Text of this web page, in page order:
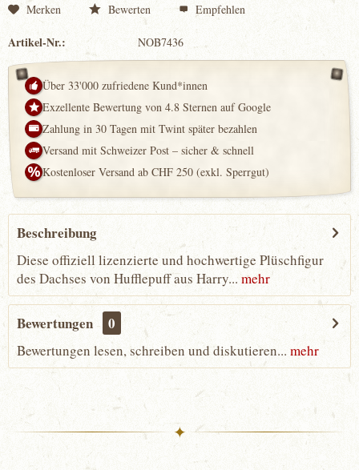
Merken Bewerten Empfehlen
Artikel-Nr.: NOB7436
Über 33'000 zufriedene Kund*innen
Exzellente Bewertung von 4.8 Sternen auf Google
Zahlung in 30 Tagen mit Twint später bezahlen
Versand mit Schweizer Post – sicher & schnell
Kostenloser Versand ab CHF 250 (exkl. Sperrgut)
Beschreibung
Diese offiziell lizenzierte und hochwertige Plüschfigur
des Dachses von Hufflepuff aus Harry...mehr
Bewertungen 0
Bewertungen lesen, schreiben und diskutieren... mehr
✦